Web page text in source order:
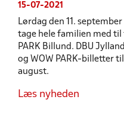
15-07-2021
Lørdag den 11.
tage hele familien med
PARK Billund. DBU
og WOW PARK-billetter
august.
Læs nyheden